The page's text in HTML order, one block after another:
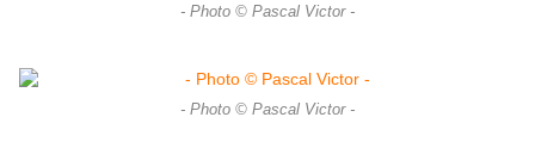
- Photo © Pascal Victor -
- Photo © Pascal Victor -